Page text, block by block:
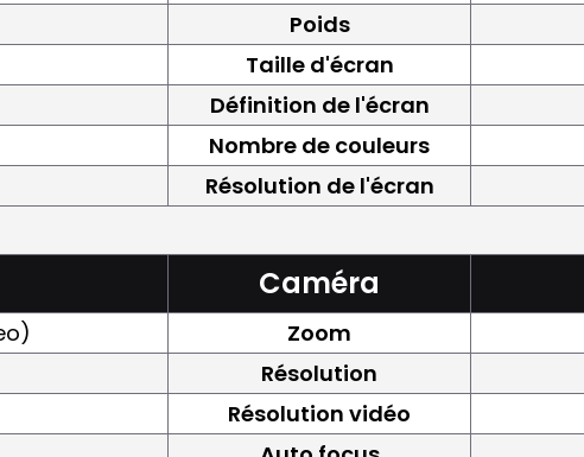
Poids
Taille d'écran
Définition de l'écran
Nombre de couleurs
Résolution de l'écran
Caméra
Zoom
Résolution
Résolution vidéo